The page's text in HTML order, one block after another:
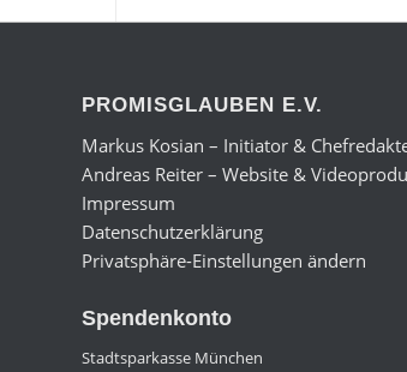
PROMISGLAUBEN E.V.
Markus Kosian – Initiator &
Andreas Reiter – Website &
Impressum
Datenschutzerklärung
Privatsphäre-Einstellungen ändern
Spendenkonto
Stadtsparkasse München